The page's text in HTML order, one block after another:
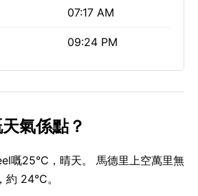
07:17 AM
09:24 PM
氣係點？
嘅25°C，晴天。 馬德里上空萬里無
24°C。